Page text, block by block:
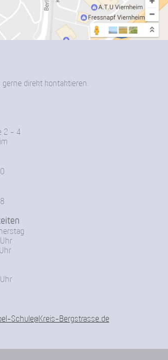
direkt kontaktieren.
2 - 4
Schule@Kreis-Bergstrasse.de